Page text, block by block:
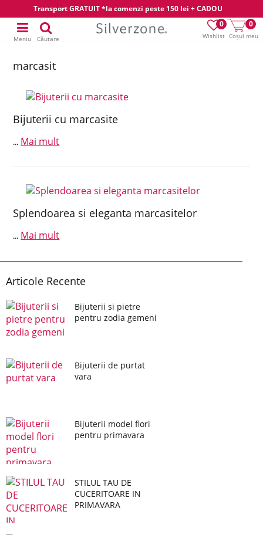
Transport GRATUIT *la comenzi peste 150 lei + CADOU
Wishlist
0
Coșul meu
0
Meniu Căutare
marcasit
Bijuterii cu marcasite
... Mai mult
Splendoarea si eleganta marcasitelor
... Mai mult
Articole Recente
Bijuterii si pietre
pentru zodia gemeni
Bijuterii de purtat
vara
Bijuterii model flori
pentru primavara
STILUL TAU DE
CUCERITOARE IN
PRIMAVARA